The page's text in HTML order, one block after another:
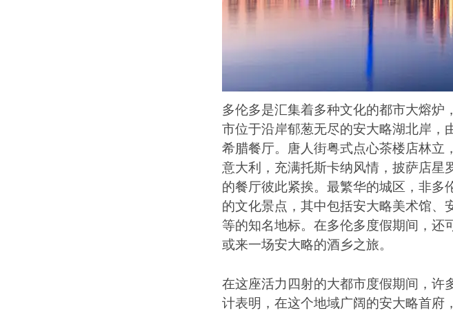
多伦多是汇集着多种文化的都市大熔
市位于沿岸郁葱无尽的安大略湖北岸，
希腊餐厅。唐人街粤式点心茶楼店林立
意大利，充满托斯卡纳风情，披萨店星
的餐厅彼此紧挨。最繁华的城区，非多
的文化景点，其中包括安大略美术馆、
等的知名地标。在多伦多度假期间，还
或来一场安大略的酒乡之旅。
在这座活力四射的大都市度假期间，许
计表明，在这个地域广阔的安大略首